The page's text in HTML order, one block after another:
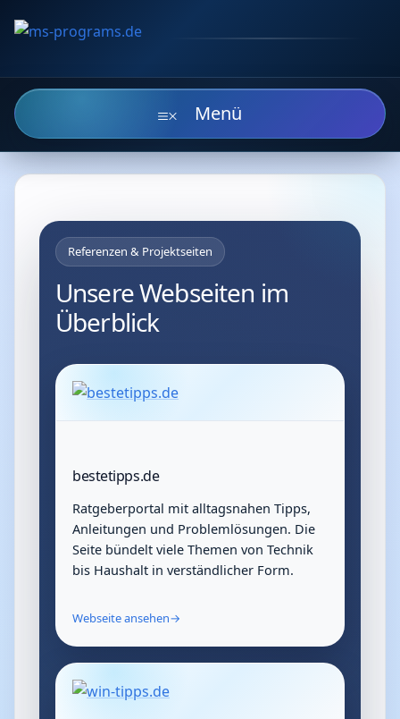
Inhalt
Referenzen & Projektseiten
Unsere Webseiten im
Überblick
bestetipps.de
Ratgeberportal mit alltagsnahen Tipps,
Anleitungen und Problemlösungen. Die
Seite bündelt viele Themen von Technik
bis Haushalt in verständlicher Form.
Webseite ansehen→